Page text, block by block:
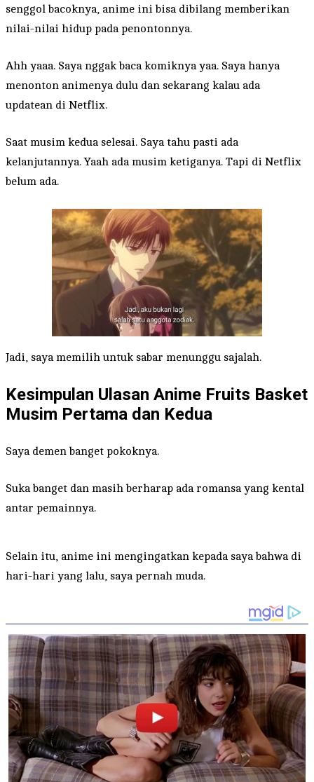
senggol bacoknya, anime ini bisa dibilang memberikan
nilai-nilai hidup pada penontonnya.
Ahh yaaa. Saya nggak baca komiknya yaa. Saya hanya
menonton animenya dulu dan sekarang kalau ada
updatean di Netflix.
Saat musim kedua selesai. Saya tahu pasti ada
kelanjutannya. Yaah ada musim ketiganya. Tapi di Netflix
belum ada.
Jadi, saya memilih untuk sabar menunggu sajalah.
Kesimpulan Ulasan Anime Fruits Basket
Musim Pertama dan Kedua
Saya demen banget pokoknya.
Suka banget dan masih berharap ada romansa yang kental
antar pemainnya.
Selain itu, anime ini mengingatkan kepada saya bahwa di
hari-hari yang lalu, saya pernah muda.